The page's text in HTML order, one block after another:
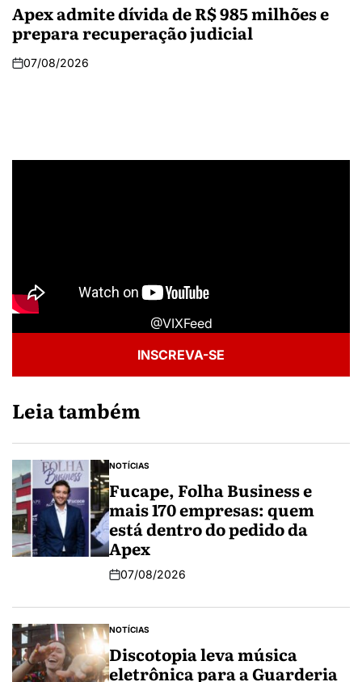
Apex admite dívida de R$ 985 milhões e
prepara recuperação judicial
07/08/2026
@VIXFeed
INSCREVA-SE
Leia também
NOTÍCIAS
Fucape, Folha Business e
mais 170 empresas: quem
está dentro do pedido da
Apex
07/08/2026
NOTÍCIAS
Discotopia leva música
eletrônica para a Guarderia